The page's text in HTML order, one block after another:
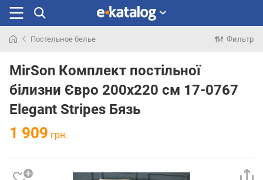
раньше
Постельное белье Фильтр
MirSon Комплект постільної
білизни Євро 200х220 см 17-0767
Elegant Stripes Бязь
1 909 грн.